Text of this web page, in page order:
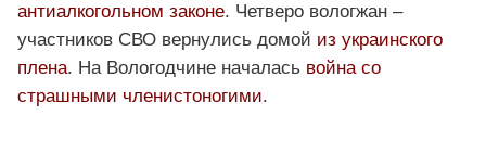
антиалкогольном законе. Четверо вологжан –
участников СВО вернулись домой из украинского
плена. На Вологодчине началась война со
страшными членистоногими.